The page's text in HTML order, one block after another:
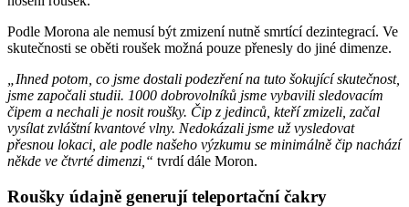
Podle Morona ale nemusí být zmizení nutně smrtící dezintegrací. Ve
skutečnosti se oběti roušek možná pouze přenesly do jiné dimenze.
„Ihned potom, co jsme dostali podezření na tuto šokující skutečnost,
jsme započali studii. 1000 dobrovolníků jsme vybavili sledovacím
čipem a nechali je nosit roušky. Čip z jedinců, kteří zmizeli, začal
vysílat zvláštní kvantové vlny. Nedokázali jsme už vysledovat
přesnou lokaci, ale podle našeho výzkumu se minimálně čip nachází
někde ve čtvrté dimenzi,“ tvrdí dále Moron.
Roušky údajně generují teleportační čakry